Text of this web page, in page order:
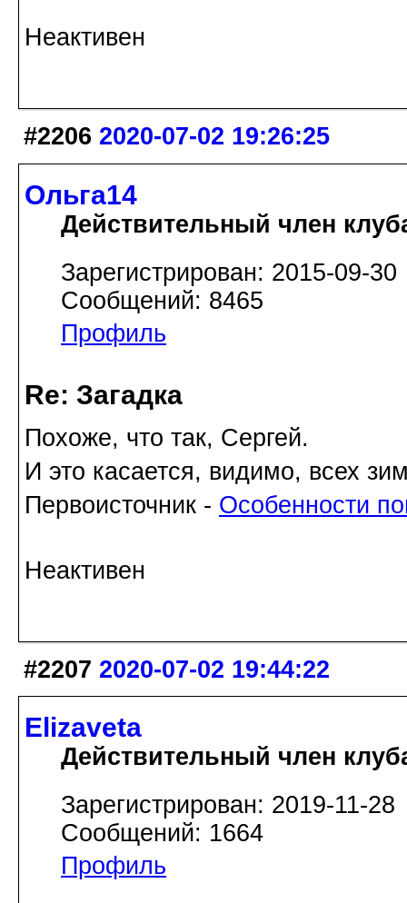
Неактивен
#2206 2020-07-02 19:26:25
Ольга14
Действительный член
Зарегистрирован: 2015-09-30
Сообщений: 8465
Профиль
Re: Загадка
Похоже, что так, Сергей.
И это касается, видимо, всех
Первоисточник - Особенности
Неактивен
#2207 2020-07-02 19:44:22
Elizaveta
Действительный член
Зарегистрирован: 2019-11-28
Сообщений: 1664
Профиль